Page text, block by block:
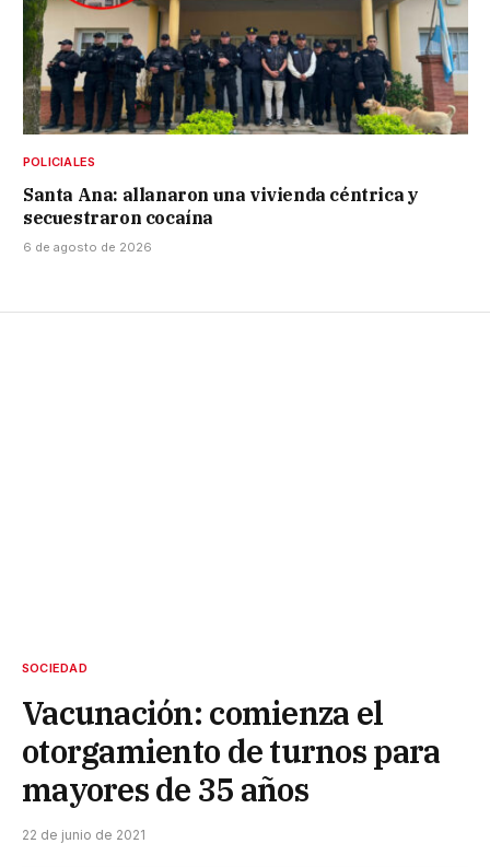
POLICIALES
Santa Ana: allanaron una vivienda céntrica y
secuestraron cocaína
6 de agosto de 2026
SOCIEDAD
Vacunación: comienza el
otorgamiento de turnos para
mayores de 35 años
22 de junio de 2021